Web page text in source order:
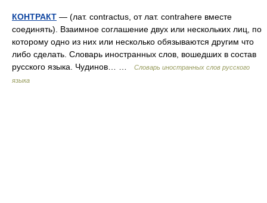
КОНТРАКТ — (лат. contractus, от лат. contrahere вместе
соединять). Взаимное соглашение двух или нескольких лиц, по
которому одно из них или несколько обязываются другим что
либо сделать. Словарь иностранных слов, вошедших в состав
русского языка. Чудинов… …
Словарь иностранных слов русского
языка